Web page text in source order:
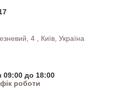
4 , Київ, Україна
09:00 до 18:00
роботи